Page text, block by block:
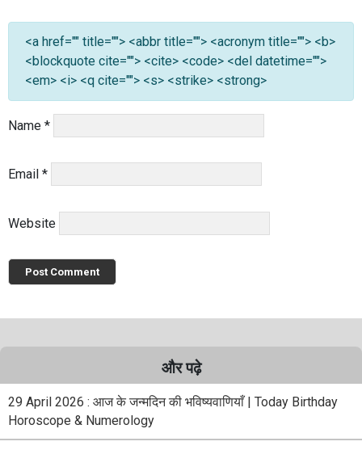
<a href="" title=""> <abbr title=""> <acronym title=""> <b>
<blockquote cite=""> <cite> <code> <del datetime="">
<em> <i> <q cite=""> <s> <strike> <strong>
Name *
Email *
Website
और पढ़े
29 April 2026 : आज के जन्मदिन की भविष्यवाणियाँ | Today Birthday
Horoscope & Numerology